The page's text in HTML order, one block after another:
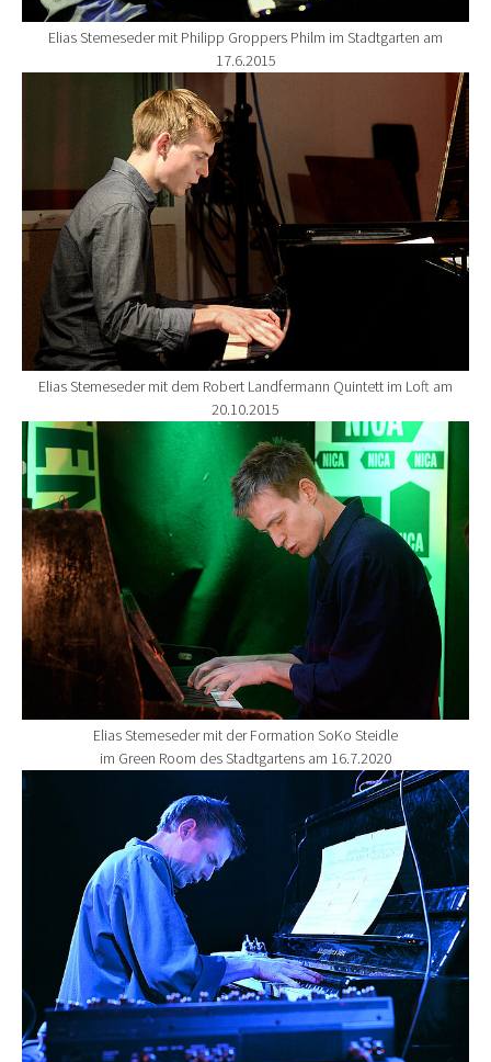
Elias Stemeseder mit Philipp Groppers Philm im Stadtgarten am
17.6.2015
Show larger version for:
Elias Stemeseder mit dem Robert Landfermann Quintett im Loft am
20.10.2015
Show larger version for:
Elias Stemeseder mit der Formation SoKo Steidle
im Green Room des Stadtgartens am 16.7.2020
Show larger version for: